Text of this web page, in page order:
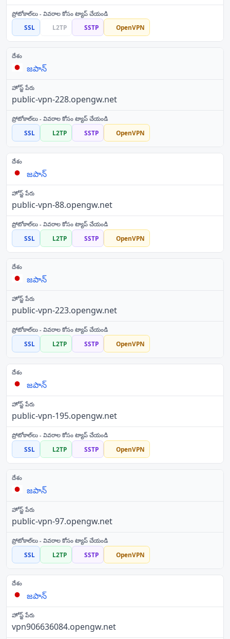
SSL L2TP SSTP OpenVPN
జపాన్
public-vpn-228.opengw.net
SSL L2TP SSTP OpenVPN
జపాన్
public-vpn-88.opengw.net
SSL L2TP SSTP OpenVPN
జపాన్
public-vpn-223.opengw.net
SSL L2TP SSTP OpenVPN
జపాన్
public-vpn-195.opengw.net
SSL L2TP SSTP OpenVPN
జపాన్
public-vpn-97.opengw.net
SSL L2TP SSTP OpenVPN
జపాన్
vpn906636084.opengw.net